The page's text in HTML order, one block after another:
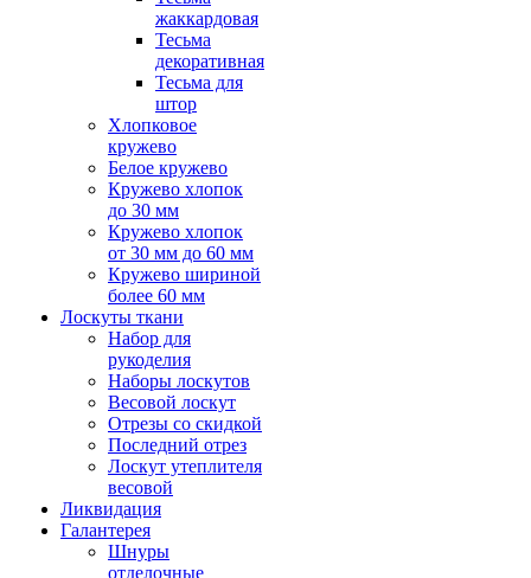
жаккардовая
Тесьма
декоративная
Тесьма для
штор
Хлопковое
кружево
Белое кружево
Кружево хлопок
до 30 мм
Кружево хлопок
от 30 мм до 60 мм
Кружево шириной
более 60 мм
Лоскуты ткани
Набор для
рукоделия
Наборы лоскутов
Весовой лоскут
Отрезы со скидкой
Последний отрез
Лоскут утеплителя
весовой
Ликвидация
Галантерея
Шнуры
отделочные